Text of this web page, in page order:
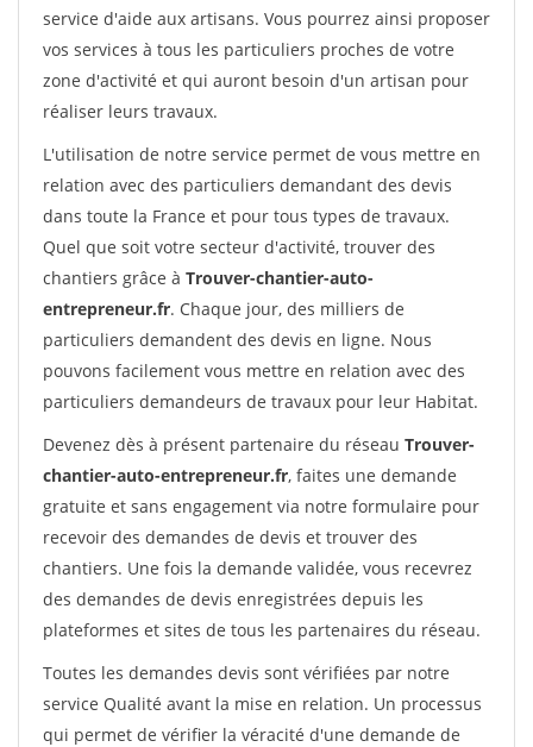
service d'aide aux artisans. Vous pourrez ainsi proposer
vos services à tous les particuliers proches de votre
zone d'activité et qui auront besoin d'un artisan pour
réaliser leurs travaux.
L'utilisation de notre service permet de vous mettre en
relation avec des particuliers demandant des devis
dans toute la France et pour tous types de travaux.
Quel que soit votre secteur d'activité, trouver des
chantiers grâce à Trouver-chantier-auto-
entrepreneur.fr. Chaque jour, des milliers de
particuliers demandent des devis en ligne. Nous
pouvons facilement vous mettre en relation avec des
particuliers demandeurs de travaux pour leur Habitat.
Devenez dès à présent partenaire du réseau Trouver-
chantier-auto-entrepreneur.fr, faites une demande
gratuite et sans engagement via notre formulaire pour
recevoir des demandes de devis et trouver des
chantiers. Une fois la demande validée, vous recevrez
des demandes de devis enregistrées depuis les
plateformes et sites de tous les partenaires du réseau.
Toutes les demandes devis sont vérifiées par notre
service Qualité avant la mise en relation. Un processus
qui permet de vérifier la véracité d'une demande de